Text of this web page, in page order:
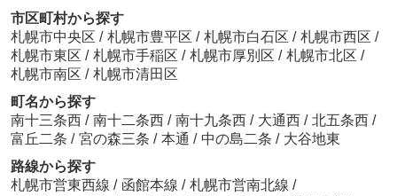
市区町村から探す
札幌市中央区 / 札幌市豊平区 / 札幌市白石区 / 札幌市西区 /
札幌市東区 / 札幌市手稲区 / 札幌市厚別区 / 札幌市北区 /
札幌市南区 / 札幌市清田区
町名から探す
南十三条西 / 南十二条西 / 南十九条西 / 大通西 / 北五条西 /
富丘二条 / 宮の森三条 / 本通 / 中の島二条 / 大谷地東
路線から探す
札幌市営東西線 / 函館本線 / 札幌市営南北線 /